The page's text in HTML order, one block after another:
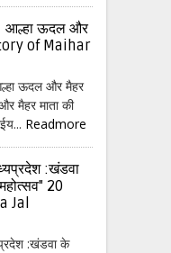
आल्हा ऊदल और
of Maihar
ऊदल और मैहर
मैहर माता की
Readmore
:खंडवा
20
Jal
:खंडवा के